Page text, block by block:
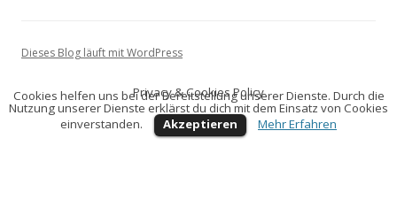
Dieses Blog läuft mit WordPress
Cookies helfen uns bei der Bereitstellung unserer Dienste. Durch die
Nutzung unserer Dienste erklärst du dich mit dem Einsatz von Cookies
einverstanden.
Akzeptieren Mehr Erfahren
Privacy & Cookies Policy